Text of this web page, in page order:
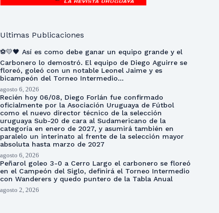
Ultimas Publicaciones
⚽💛🖤 Así es como debe ganar un equipo grande y el
Carbonero lo demostró. El equipo de Diego Aguirre se
floreó, goleó con un notable Leonel Jaime y es
bicampeón del Torneo Intermedio…
agosto 6, 2026
Recién hoy 06/08, Diego Forlán fue confirmado
oficialmente por la Asociación Uruguaya de Fútbol
como el nuevo director técnico de la selección
uruguaya Sub-20 de cara al Sudamericano de la
categoría en enero de 2027, y asumirá también en
paralelo un interinato al frente de la selección mayor
absoluta hasta marzo de 2027
agosto 6, 2026
Peñarol goleo 3-0 a Cerro Largo el carbonero se floreó
en el Campeón del Siglo, definirá el Torneo Intermedio
con Wanderers y quedo puntero de la Tabla Anual
agosto 2, 2026